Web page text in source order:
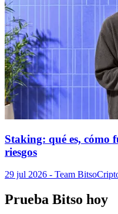
Staking: qué es, cómo
riesgos
29 jul 2026 - Team Bitso
Prueba Bitso hoy